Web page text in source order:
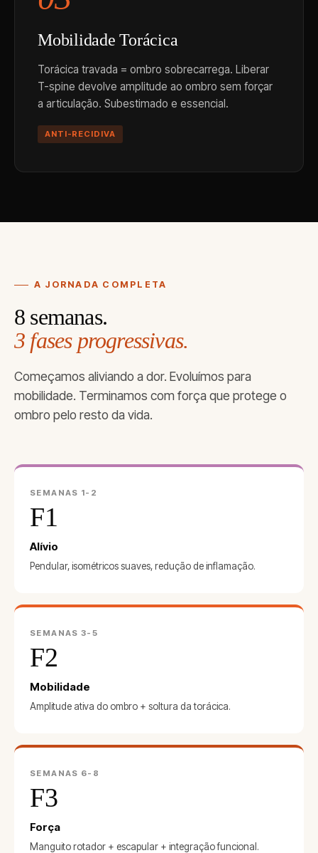
Mobilidade Torácica
Torácica travada = ombro sobrecarrega. Liberar
T-spine devolve amplitude ao ombro sem forçar
a articulação. Subestimado e essencial.
ANTI-RECIDIVA
A JORNADA COMPLETA
8 semanas.
3 fases progressivas.
Começamos aliviando a dor. Evoluímos para
mobilidade. Terminamos com força que protege o
ombro pelo resto da vida.
SEMANAS 1-2
F1
Alívio
Pendular, isométricos suaves, redução de inflamação.
SEMANAS 3-5
F2
Mobilidade
Amplitude ativa do ombro + soltura da torácica.
SEMANAS 6-8
F3
Força
Manguito rotador + escapular + integração funcional.